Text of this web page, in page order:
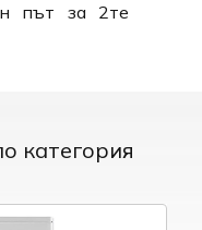
път за 2те
категория